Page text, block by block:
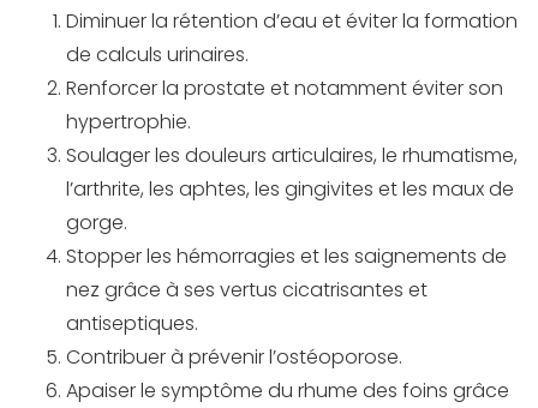
Diminuer la rétention d’eau et éviter la formation
de calculs urinaires.
Renforcer la prostate et notamment éviter son
hypertrophie.
Soulager les douleurs articulaires, le rhumatisme,
l’arthrite, les aphtes, les gingivites et les maux de
gorge.
Stopper les hémorragies et les saignements de
nez grâce à ses vertus cicatrisantes et
antiseptiques.
Contribuer à prévenir l’ostéoporose.
Apaiser le symptôme du rhume des foins grâce